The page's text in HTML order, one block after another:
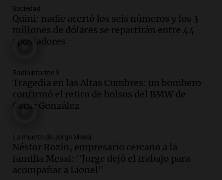
Audio.
empleos en Córdoba en un nuevo centro
en Juárez Celman
Viva la Radio
candidatura a gobernador en Tucumán
para 2027
Panorama Federal
Episodios
González con testimonios clave sobre el
choque mortal
Panorama Federal
Episodios
Sociedad
Quini: nadie acertó los seis números y los 3
millones de dólares se repartirán entre 44
apostadores
Radioinforme 3
Tragedia en las Altas Cumbres: un bombero
confirmó el retiro de bolsos del BMW de
Oscar González
La muerte de Jorge Messi
Néstor Rozin, empresario cercano a la
familia Messi: "Jorge dejó el trabajo para
acompañar a Lionel"